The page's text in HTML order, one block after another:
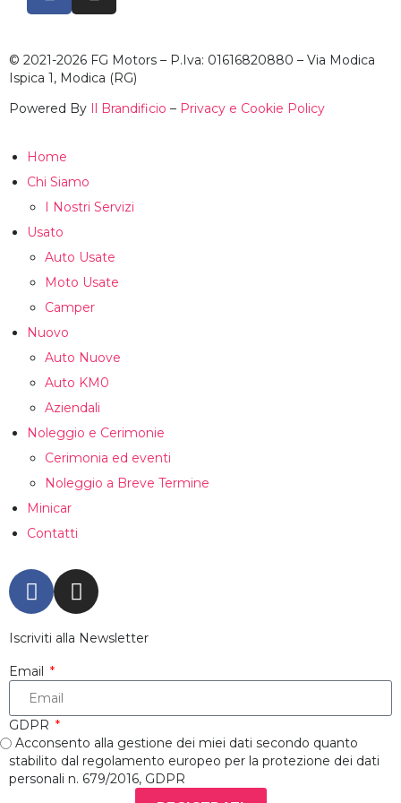
© 2021-2026 FG Motors – P.Iva: 01616820880 – Via Modica
Ispica 1, Modica (RG)
Powered By Il Brandificio – Privacy e Cookie Policy
Home
Chi Siamo
I Nostri Servizi
Usato
Auto Usate
Moto Usate
Camper
Nuovo
Auto Nuove
Auto KM0
Aziendali
Noleggio e Cerimonie
Cerimonia ed eventi
Noleggio a Breve Termine
Minicar
Contatti
Iscriviti alla Newsletter
Email
GDPR
Acconsento alla gestione dei miei dati secondo quanto
stabilito dal regolamento europeo per la protezione dei dati
personali n. 679/2016, GDPR